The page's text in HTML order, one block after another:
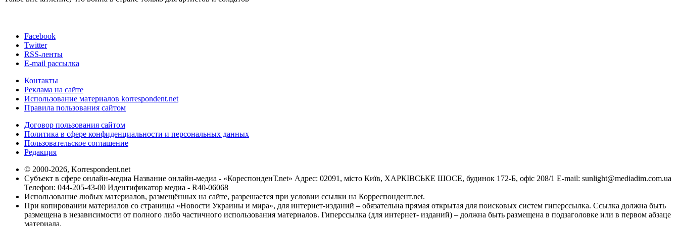
Facebook
Twitter
RSS-ленты
E-mail рассылка
Контакты
Реклама на сайте
Использование материалов korrespondent.net
Правила пользования сайтом
Договор пользования сайтом
Политика в сфере конфиденциальности и персональных данных
Пользовательское соглашение
Редакция
© 2000-2026, Korrespondent.net
Субъект в сфере онлайн-медиа Название онлайн-медиа - «КореспонденТ.net» Адрес: 02091, місто Київ, ХАРКІВСЬКЕ ШОСЕ, будинок 172-Б, офіс 208/1 E-mail: sunlight@mediadim.com.ua
Телефон: 044-205-43-00 Идентификатор медиа - R40-06068
Использование любых материалов, размещённых на сайте, разрешается при условии ссылки на Корреспондент.net.
При копировании материалов со страницы «Новости Украины и мира», для интернет-изданий – обязательна прямая открытая для поисковых систем гиперссылка. Ссылка должна быть
размещена в независимости от полного либо частичного использования материалов. Гиперссылка (для интернет- изданий) – должна быть размещена в подзаголовке или в первом абзаце
материала.